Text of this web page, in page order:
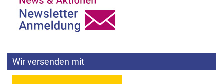
Wir versenden mit